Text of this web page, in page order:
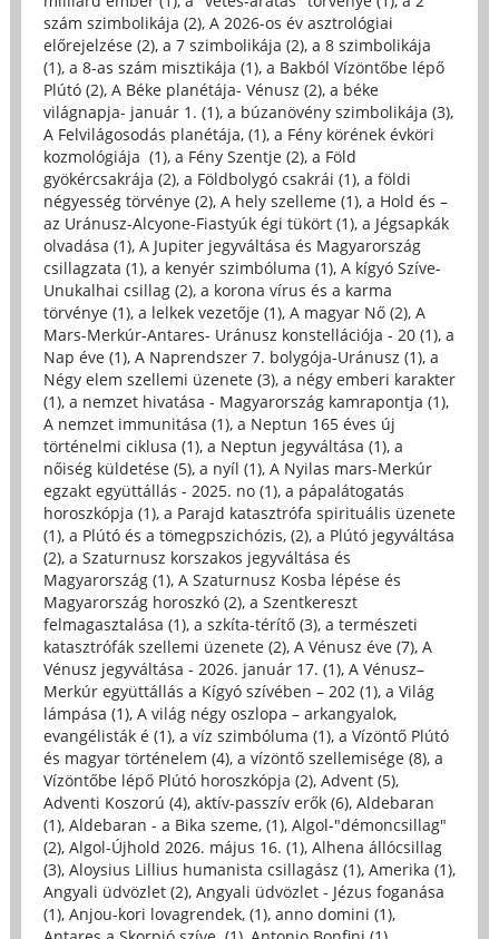
szám szimbolikája (2), A 2026-os év asztrológiai
előrejelzése (2), a 7 szimbolikája (2), a 8 szimbolikája
(1), a 8-as szám misztikája (1), a Bakból Vízöntőbe lépő
Plútó (2), A Béke planétája- Vénusz (2), a béke
világnapja- január 1. (1), a búzanövény szimbolikája (3),
A Felvilágosodás planétája, (1), a Fény körének évköri
kozmológiája (1), a Fény Szentje (2), a Föld
gyökércsakrája (2), a Földbolygó csakrái (1), a földi
négyesség törvénye (2), A hely szelleme (1), a Hold és –
az Uránusz-Alcyone-Fiastyúk égi tükört (1), a Jégsapkák
olvadása (1), A Jupiter jegyváltása és Magyarország
csillagzata (1), a kenyér szimbóluma (1), A kígyó Szíve-
Unukalhai csillag (2), a korona vírus és a karma
törvénye (1), a lelkek vezetője (1), A magyar Nő (2), A
Mars-Merkúr-Antares- Uránusz konstellációja - 20 (1), a
Nap éve (1), A Naprendszer 7. bolygója-Uránusz (1), a
Négy elem szellemi üzenete (3), a négy emberi karakter
(1), a nemzet hivatása - Magyarország kamrapontja (1),
A nemzet immunitása (1), a Neptun 165 éves új
történelmi ciklusa (1), a Neptun jegyváltása (1), a
nőiség küldetése (5), a nyíl (1), A Nyilas mars-Merkúr
egzakt együttállás - 2025. no (1), a pápalátogatás
horoszkópja (1), a Parajd katasztrófa spirituális üzenete
(1), a Plútó és a tömegpszichózis, (2), a Plútó jegyváltása
(2), a Szaturnusz korszakos jegyváltása és
Magyarország (1), A Szaturnusz Kosba lépése és
Magyarország horoszkó (2), a Szentkereszt
felmagasztalása (1), a szkíta-térítő (3), a természeti
katasztrófák szellemi üzenete (2), A Vénusz éve (7), A
Vénusz jegyváltása - 2026. január 17. (1), A Vénusz–
Merkúr együttállás a Kígyó szívében – 202 (1), a Világ
lámpása (1), A világ négy oszlopa – arkangyalok,
evangélisták é (1), a víz szimbóluma (1), a Vízöntő Plútó
és magyar történelem (4), a vízöntő szellemisége (8), a
Vízöntőbe lépő Plútó horoszkópja (2), Advent (5),
Adventi Koszorú (4), aktív-passzív erők (6), Aldebaran
(1), Aldebaran - a Bika szeme, (1), Algol-"démoncsillag"
(2), Algol-Újhold 2026. május 16. (1), Alhena állócsillag
(3), Aloysius Lillius humanista csillagász (1), Amerika (1),
Angyali üdvözlet (2), Angyali üdvözlet - Jézus foganása
(1), Anjou-kori lovagrendek, (1), anno domini (1),